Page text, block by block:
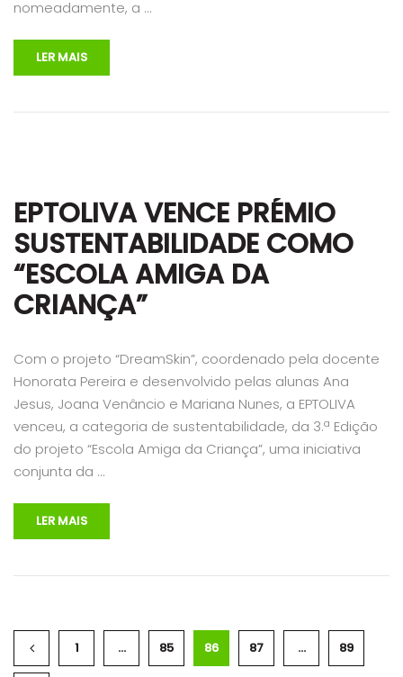
nomeadamente, a …
LER MAIS
EPTOLIVA VENCE PRÉMIO
SUSTENTABILIDADE COMO
“ESCOLA AMIGA DA
CRIANÇA”
Com o projeto “DreamSkin”, coordenado pela docente
Honorata Pereira e desenvolvido pelas alunas Ana
Jesus, Joana Venâncio e Mariana Nunes, a EPTOLIVA
venceu, a categoria de sustentabilidade, da 3.ª Edição
do projeto “Escola Amiga da Criança”, uma iniciativa
conjunta da …
LER MAIS
1 … 85 86 87 … 89